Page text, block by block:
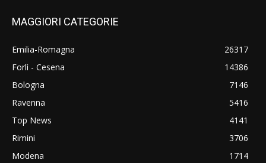
MAGGIORI CATEGORIE
Emilia-Romagna
26317
Forlì - Cesena
14386
Bologna
7146
Ravenna
5416
Top News
4141
Rimini
3706
Modena
1714